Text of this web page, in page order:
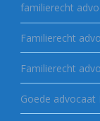
familierecht
Familierecht
Familierecht
Goede advocaat